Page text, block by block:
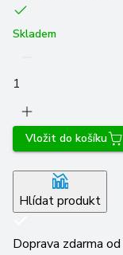
Skladem
Vložit do košíku
Hlídat produkt
Doprava zdarma